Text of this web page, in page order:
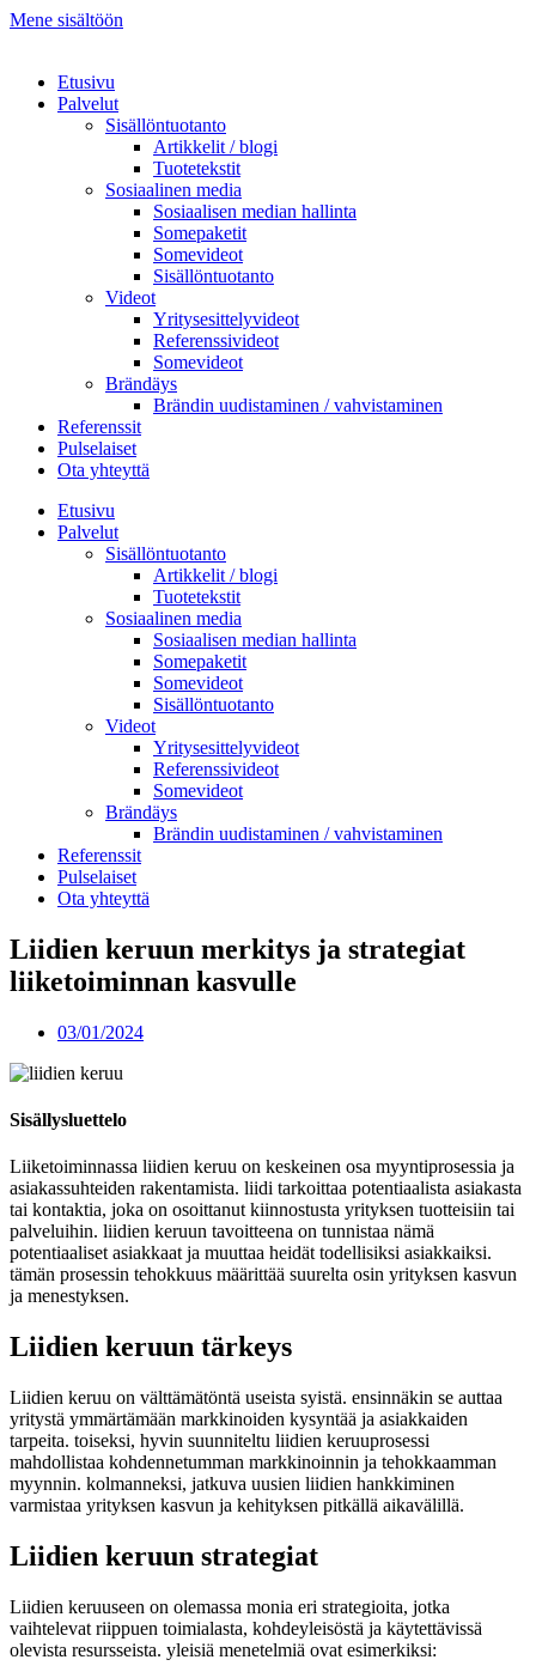
Mene sisältöön
Etusivu
Palvelut
Sisällöntuotanto
Artikkelit / blogi
Tuotetekstit
Sosiaalinen media
Sosiaalisen median hallinta
Somepaketit
Somevideot
Sisällöntuotanto
Videot
Yritysesittelyvideot
Referenssivideot
Somevideot
Brändäys
Brändin uudistaminen / vahvistaminen
Referenssit
Pulselaiset
Ota yhteyttä
Etusivu
Palvelut
Sisällöntuotanto
Artikkelit / blogi
Tuotetekstit
Sosiaalinen media
Sosiaalisen median hallinta
Somepaketit
Somevideot
Sisällöntuotanto
Videot
Yritysesittelyvideot
Referenssivideot
Somevideot
Brändäys
Brändin uudistaminen / vahvistaminen
Referenssit
Pulselaiset
Ota yhteyttä
Liidien keruun merkitys ja strategiat
liiketoiminnan kasvulle
03/01/2024
Sisällysluettelo
Liiketoiminnassa liidien keruu on keskeinen osa myyntiprosessia ja
asiakassuhteiden rakentamista. liidi tarkoittaa potentiaalista asiakasta
tai kontaktia, joka on osoittanut kiinnostusta yrityksen tuotteisiin tai
palveluihin. liidien keruun tavoitteena on tunnistaa nämä
potentiaaliset asiakkaat ja muuttaa heidät todellisiksi asiakkaiksi.
tämän prosessin tehokkuus määrittää suurelta osin yrityksen kasvun
ja menestyksen.
Liidien keruun tärkeys
Liidien keruu on välttämätöntä useista syistä. ensinnäkin se auttaa
yritystä ymmärtämään markkinoiden kysyntää ja asiakkaiden
tarpeita. toiseksi, hyvin suunniteltu liidien keruuprosessi
mahdollistaa kohdennetumman markkinoinnin ja tehokkaamman
myynnin. kolmanneksi, jatkuva uusien liidien hankkiminen
varmistaa yrityksen kasvun ja kehityksen pitkällä aikavälillä.
Liidien keruun strategiat
Liidien keruuseen on olemassa monia eri strategioita, jotka
vaihtelevat riippuen toimialasta, kohdeyleisöstä ja käytettävissä
olevista resursseista. yleisiä menetelmiä ovat esimerkiksi: